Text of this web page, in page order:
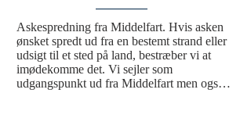
Askespredning fra Middelfart. Hvis asken
ønsket spredt ud fra en bestemt strand eller
udsigt til et sted på land, bestræber vi at
imødekomme det. Vi sejler som
udgangspunkt ud fra Middelfart men også